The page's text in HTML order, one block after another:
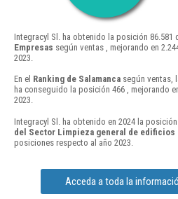
Integracyl Sl. ha obtenido la posición 86.581
Empresas según ventas , mejorando en
2023.
En el Ranking de Salamanca según ventas,
ha conseguido la posición 466 , mejorando
2023.
Integracyl Sl. ha obtenido en 2024 la posición
del Sector Limpieza general de edificios
posiciones respecto al año 2023.
Acceda a toda la